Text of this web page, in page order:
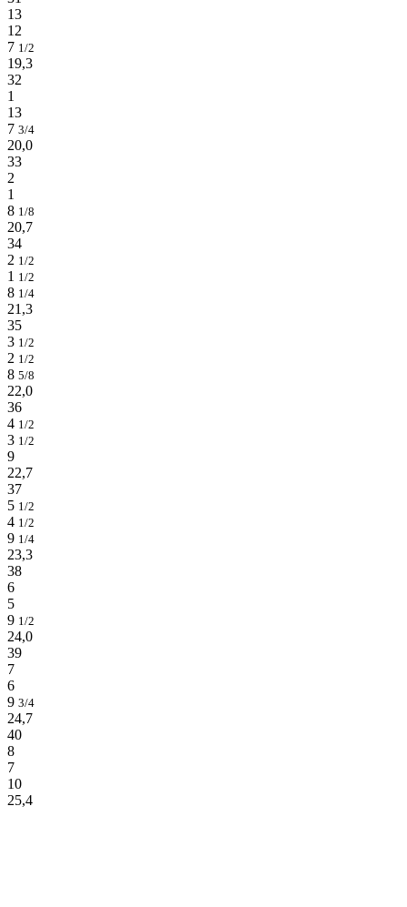
13
12
7 1/2
19,3
32
1
13
7 3/4
20,0
33
2
1
8 1/8
20,7
34
2 1/2
1 1/2
8 1/4
21,3
35
3 1/2
2 1/2
8 5/8
22,0
36
4 1/2
3 1/2
9
22,7
37
5 1/2
4 1/2
9 1/4
23,3
38
6
5
9 1/2
24,0
39
7
6
9 3/4
24,7
40
8
7
10
25,4